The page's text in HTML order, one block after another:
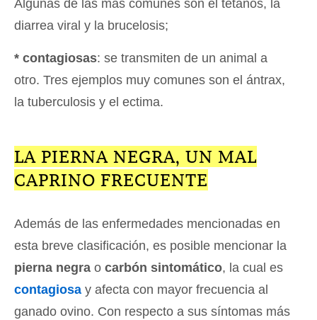
Algunas de las más comunes son el tétanos, la
diarrea viral y la brucelosis;
* contagiosas: se transmiten de un animal a
otro. Tres ejemplos muy comunes son el ántrax,
la tuberculosis y el ectima.
LA PIERNA NEGRA, UN MAL
CAPRINO FRECUENTE
Además de las enfermedades mencionadas en
esta breve clasificación, es posible mencionar la
pierna negra o carbón sintomático, la cual es
contagiosa y afecta con mayor frecuencia al
ganado ovino. Con respecto a sus síntomas más